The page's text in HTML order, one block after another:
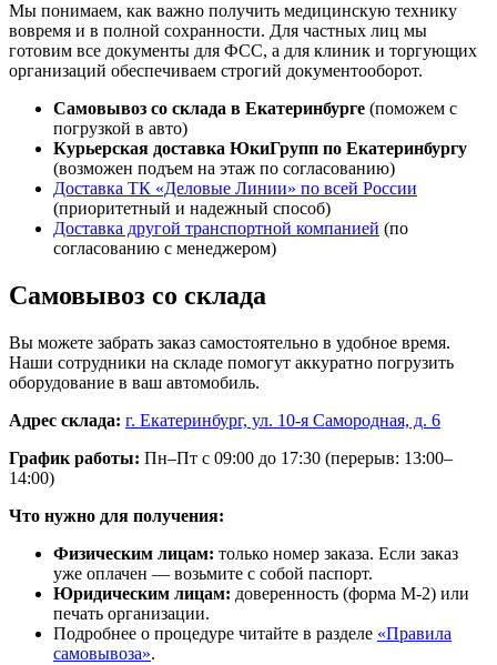
Мы понимаем, как важно получить медицинскую технику
вовремя и в полной сохранности. Для частных лиц мы
готовим все документы для ФСС, а для клиник и торгующих
организаций обеспечиваем строгий документооборот.
Самовывоз со склада в Екатеринбурге (поможем с
погрузкой в авто)
Курьерская доставка ЮкиГрупп по Екатеринбургу
(возможен подъем на этаж по согласованию)
Доставка ТК «Деловые Линии» по всей России
(приоритетный и надежный способ)
Доставка другой транспортной компанией (по
согласованию с менеджером)
Самовывоз со склада
Вы можете забрать заказ самостоятельно в удобное время.
Наши сотрудники на складе помогут аккуратно погрузить
оборудование в ваш автомобиль.
Адрес склада: г. Екатеринбург, ул. 10-я Самородная, д. 6
График работы: Пн–Пт с 09:00 до 17:30 (перерыв: 13:00–
14:00)
Что нужно для получения:
Физическим лицам: только номер заказа. Если заказ
уже оплачен — возьмите с собой паспорт.
Юридическим лицам: доверенность (форма М-2) или
печать организации.
Подробнее о процедуре читайте в разделе «Правила
самовывоза».